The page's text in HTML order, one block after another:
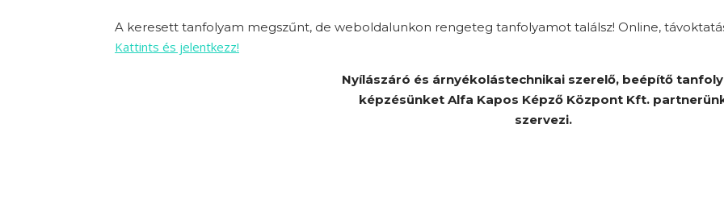
A keresett tanfolyam megszűnt, de weboldalunkon rengeteg tanfolyamot találsz! Online,
Kattints és jelentkezz!
Nyílászáró és árnyékolástechnikai szerelő, beépítő
képzésünket Alfa Kapos Képző Központ Kft.
szervezi.